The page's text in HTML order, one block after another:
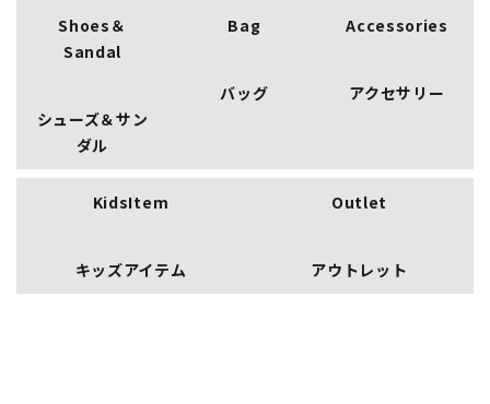
Shoes＆
Sandal
シューズ＆サン
ダル
Bag
バッグ
Accessories
アクセサリー
KidsItem
キッズアイテム
Outlet
アウトレット